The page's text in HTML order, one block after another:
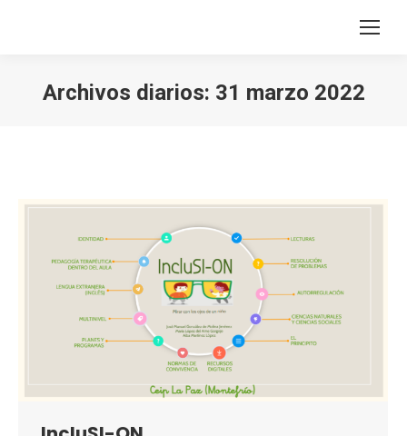
Archivos diarios: 31 marzo 2022